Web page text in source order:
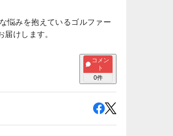
悩みを抱えているゴルファー
けします。
コメン
ト
0件